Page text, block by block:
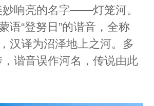
妙响亮的名字——灯笼河。
语“登努日”的谐音，全称
汉译为沼泽地上之河。多
谐音误作河名，传说由此